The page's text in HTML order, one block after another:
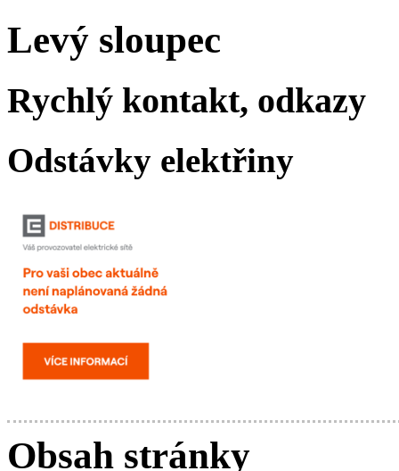
Levý sloupec
Rychlý kontakt, odkazy
Odstávky elektřiny
Obsah stránky